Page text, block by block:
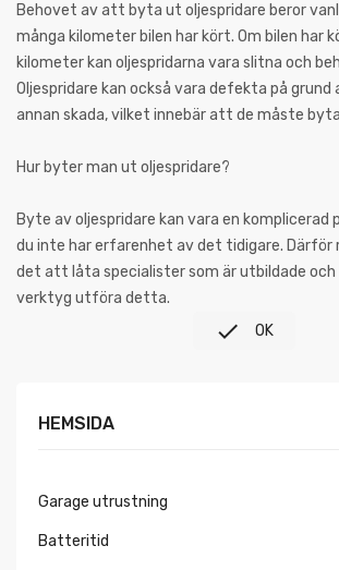
Behovet av att byta ut oljespridare beror
många kilometer bilen har kört. Om bilen har
kilometer kan oljespridarna vara slitna och
Oljespridare kan också vara defekta på grund
annan skada, vilket innebär att de måste
Hur byter man ut oljespridare?
Byte av oljespridare kan vara en komplicerad
du inte har erfarenhet av det tidigare. Därför
det att låta specialister som är utbildade och
verktyg utföra detta.
 OK
HEMSIDA
Garage utrustning
Batteritid